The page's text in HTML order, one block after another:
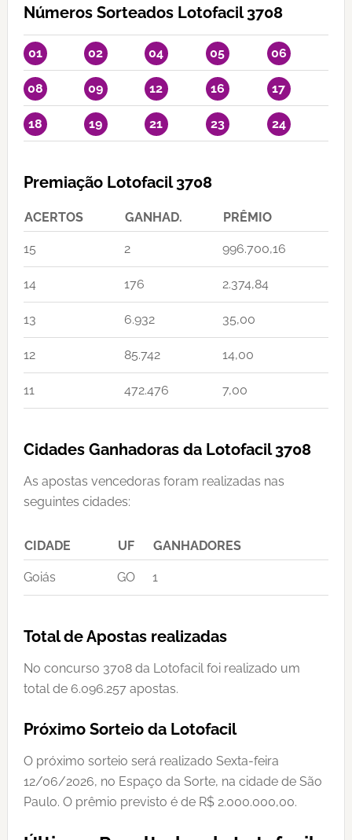
Números Sorteados Lotofacil 3708
01 02 04 05 06
08 09 12 16 17
18 19 21 23 24
Premiação Lotofacil 3708
ACERTOS GANHAD. PRÊMIO
15 2 996.700,16
14 176 2.374,84
13 6.932 35,00
12 85.742 14,00
11 472.476 7,00
Cidades Ganhadoras da Lotofacil 3708
As apostas vencedoras foram realizadas nas
seguintes cidades:
CIDADE UF GANHADORES
Goiás GO 1
Total de Apostas realizadas
No concurso 3708 da Lotofacil foi realizado um
total de 6.096.257 apostas.
Próximo Sorteio da Lotofacil
O próximo sorteio será realizado Sexta-feira
12/06/2026, no Espaço da Sorte, na cidade de São
Paulo. O prêmio previsto é de R$ 2.000.000,00.